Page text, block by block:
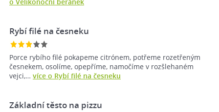
Rybí filé na česneku
Porce rybího filé pokapeme citrónem, potřeme rozetřeným
česnekem, osolíme, opepříme, namočíme v rozšlehaném
vejci,… více o Rybí filé na česneku
Základní těsto na pizzu